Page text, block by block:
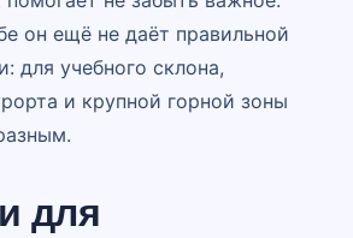
он ещё не даёт правильной
для учебного склона,
и крупной горной зоны
для